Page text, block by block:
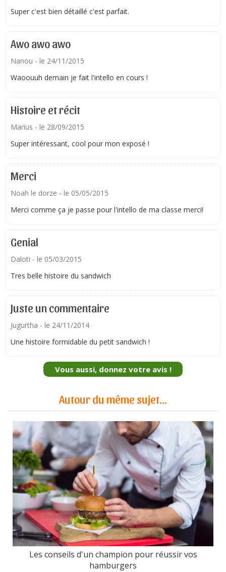
Super c'est bien détaillé c'est parfait.
Awo awo awo
Nanou - le 24/11/2015
Waoouuh demain je fait l'intello en cours !
Histoire et récit
Marius - le 28/09/2015
Super intéressant, cool pour mon exposé !
Merci
Noah le dorze - le 05/05/2015
Merci comme ça je passe pour l'intello de ma classe merci!
Genial
Daloti - le 05/03/2015
Tres belle histoire du sandwich
Juste un commentaire
Jugurtha - le 24/11/2014
Une histoire formidable du petit sandwich !
Vous aussi, donnez votre avis !
Autour du même sujet...
Les conseils d'un champion pour réussir vos
hamburgers